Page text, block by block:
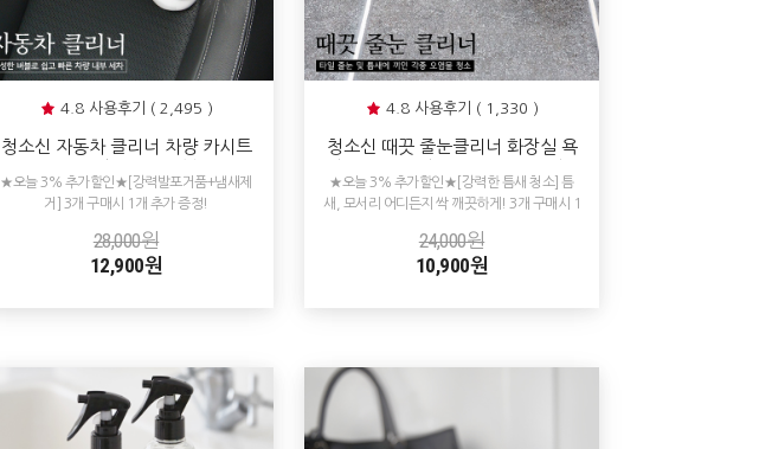
4.8 사용후기 ( 2,495 )
청소신 자동차 클리너 차량 카시트
실내청소 셀프 세차
★오늘 3% 추가할인★[강력발포거품+냄새제
거] 3개 구매시 1개 추가 증정!
28,000원
12,900원
4.8 사용후기 ( 1,330 )
청소신 때끗 줄눈클리너 화장실 욕
★오늘 3% 추가할인★[강력한 틈새 청소] 틈
새, 모서리 어디든지 싹 깨끗하게! 3개 구매시 1
24,000원
10,900원